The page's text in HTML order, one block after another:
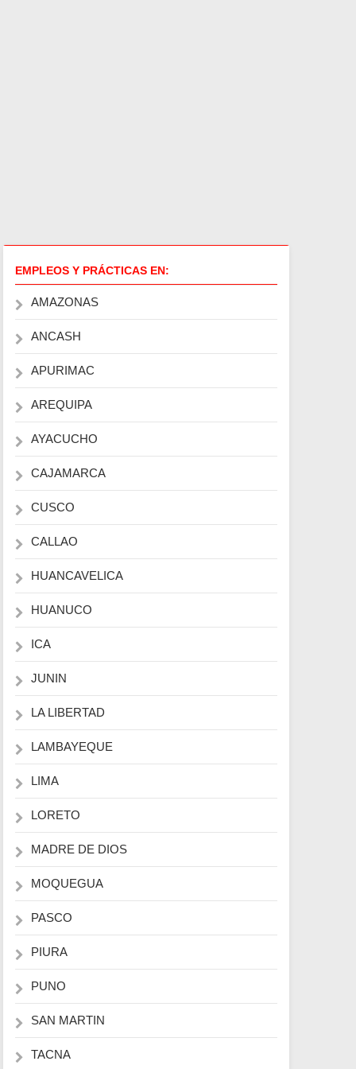
EMPLEOS Y PRÁCTICAS EN:
AMAZONAS
ANCASH
APURIMAC
AREQUIPA
AYACUCHO
CAJAMARCA
CUSCO
CALLAO
HUANCAVELICA
HUANUCO
ICA
JUNIN
LA LIBERTAD
LAMBAYEQUE
LIMA
LORETO
MADRE DE DIOS
MOQUEGUA
PASCO
PIURA
PUNO
SAN MARTIN
TACNA